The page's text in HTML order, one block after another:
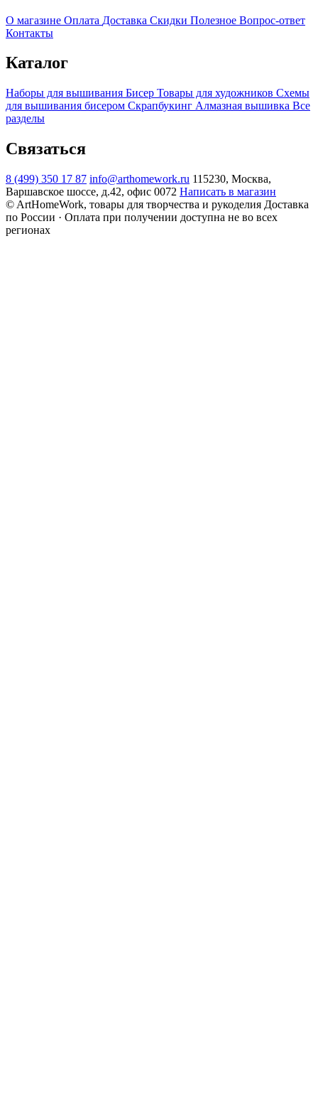
О магазине Оплата Доставка Скидки Полезное Вопрос-ответ
Контакты
Каталог
Наборы для вышивания Бисер Товары для художников Схемы
для вышивания бисером Скрапбукинг Алмазная вышивка Все
разделы
Связаться
8 (499) 350 17 87 info@arthomework.ru 115230, Москва,
Варшавское шоссе, д.42, офис 0072 Написать в магазин
© ArtHomeWork, товары для творчества и рукоделия Доставка
по России · Оплата при получении доступна не во всех
регионах